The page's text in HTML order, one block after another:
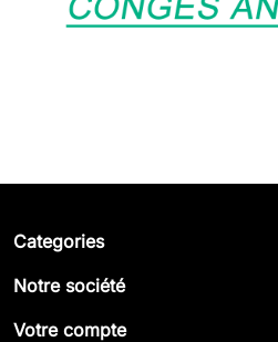
Categories
Notre société
Votre compte